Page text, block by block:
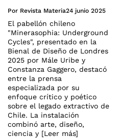
Por Revista Materia24 junio 2025
El pabellón chileno
"Minerasophia: Underground
Cycles", presentado en la
Bienal de Diseño de Londres
2025 por Mále Uribe y
Constanza Gaggero, destacó
entre la prensa
especializada por su
enfoque crítico y poético
sobre el legado extractivo de
Chile. La instalación
combinó arte, diseño,
ciencia y [Leer más]